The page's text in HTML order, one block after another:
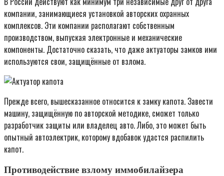
компании, занимающиеся установкой авторских охранных
комплексов. Эти компании располагают собственным
производством, выпуская электронные и механические
компоненты. Достаточно сказать, что даже актуаторы замков ими
используются свои, защищённые от взлома.
Прежде всего, вышесказанное относится к замку капота. Завести
машину, защищённую по авторской методике, сможет только
разработчик защиты или владелец авто. Либо, это может быть
опытный автоэлектрик, которому вдобавок удастся распилить
капот.
Противодействие взлому иммобилайзера